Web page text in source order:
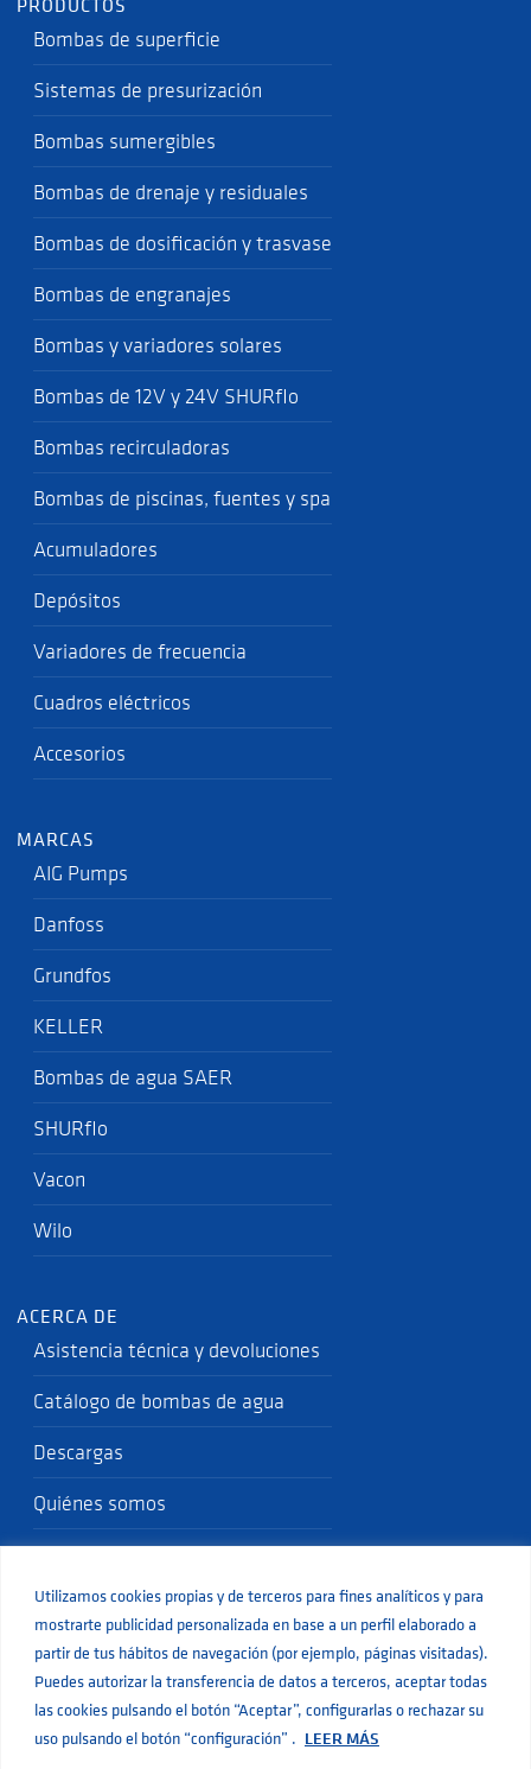
Utilizamos cookies propias y de terceros para fines analíticos y para
mostrarte publicidad personalizada en base a un perfil elaborado a
partir de tus hábitos de navegación (por ejemplo, páginas visitadas).
Puedes autorizar la transferencia de datos a terceros, aceptar todas
las cookies pulsando el botón “Aceptar”, configurarlas o rechazar su
uso pulsando el botón “configuración” . LEER MÁS
Bombas de superficie
Sistemas de presurización
Bombas sumergibles
Bombas de drenaje y residuales
Bombas de dosificación y trasvase
Bombas de engranajes
Bombas y variadores solares
Bombas de 12V y 24V SHURflo
Bombas recirculadoras
Bombas de piscinas, fuentes y spa
Acumuladores
Depósitos
Variadores de frecuencia
Cuadros eléctricos
Accesorios
MARCAS
AIG Pumps
Danfoss
Grundfos
KELLER
Bombas de agua SAER
SHURflo
Vacon
Wilo
ACERCA DE
Asistencia técnica y devoluciones
Catálogo de bombas de agua
Descargas
Quiénes somos
Política de Calidad
Blog
© Aiguapres Legal Privacidad Cookies Desarrollo web por Inbuze